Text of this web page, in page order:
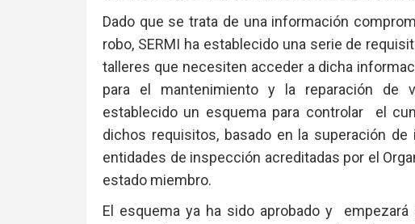
Dado que se trata de una información
robo, SERMI ha establecido una serie de
talleres que necesiten acceder a dicha
para el mantenimiento y la reparación de
establecido un esquema para controlar el
dichos requisitos, basado en la superación
entidades de inspección acreditadas por el
estado miembro.
El esquema ya ha sido aprobado y